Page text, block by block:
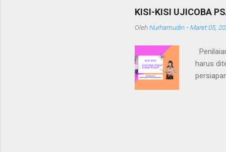
capaian
SMP
soal
KISI-KISI UJICOBA
OlehNurhamudin -Maret 05,
harus
siswa
Selain